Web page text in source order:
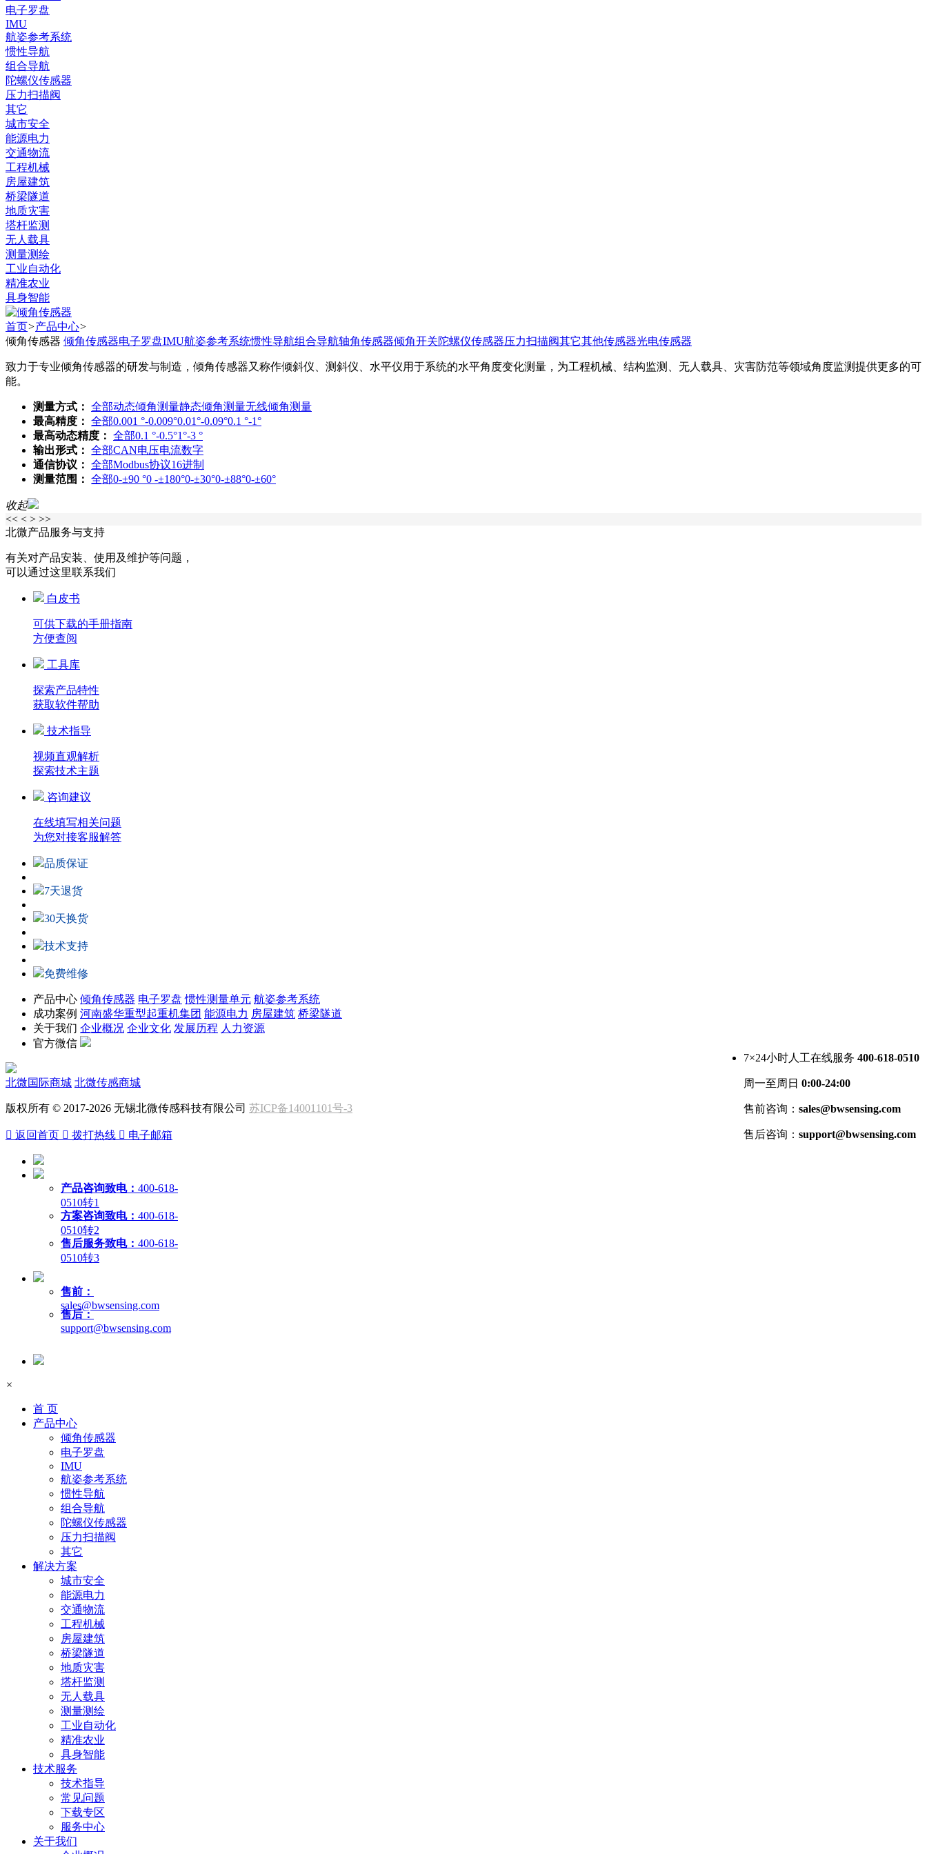
电子罗盘
IMU
航姿参考系统
惯性导航
组合导航
陀螺仪传感器
压力扫描阀
其它
城市安全
能源电力
交通物流
工程机械
房屋建筑
桥梁隧道
地质灾害
塔杆监测
无人载具
测量测绘
工业自动化
精准农业
具身智能
首页>产品中心>
倾角传感器 倾角传感器电子罗盘IMU航姿参考系统惯性导航组合导航轴角传感器倾角开关陀螺仪传感器压力扫描阀其它其他传感器光电传感器
致力于专业倾角传感器的研发与制造，倾角传感器又称作倾斜仪、测斜仪、水平仪用于系统的水平角度变化测量，为工程机械、结构监测、无人载具、灾害防范等领域角度监测提供更多的可
能。
测量方式： 全部动态倾角测量静态倾角测量无线倾角测量
最高精度： 全部0.001 °-0.009°0.01°-0.09°0.1 °-1°
最高动态精度： 全部0.1 °-0.5°1°-3 °
输出形式： 全部CAN电压电流数字
通信协议： 全部Modbus协议16进制
测量范围： 全部0-±90 °0 -±180°0-±30°0-±88°0-±60°
收起
<< < > >>
北微产品服务与支持
有关对产品安装、使用及维护等问题，
可以通过这里联系我们
白皮书
可供下载的手册指南
方便查阅
工具库
探索产品特性
获取软件帮助
技术指导
视频直观解析
探索技术主题
咨询建议
在线填写相关问题
为您对接客服解答
品质保证
7天退货
30天换货
技术支持
免费维修
产品中心 倾角传感器 电子罗盘 惯性测量单元 航姿参考系统
成功案例 河南盛华重型起重机集团 能源电力 房屋建筑 桥梁隧道
关于我们 企业概况 企业文化 发展历程 人力资源
官方微信
7×24小时人工在线服务 400-618-0510
周一至周日0:00-24:00
售前咨询：sales@bwsensing.com
售后咨询：support@bwsensing.com
北微国际商城 北微传感商城
版权所有 © 2017-2026 无锡北微传感科技有限公司 苏ICP备14001101号-3
 返回首页  拨打热线  电子邮箱
产品咨询致电： 400-618-
0510转1
方案咨询致电： 400-618-
0510转2
售后服务致电： 400-618-
0510转3
售前：
sales@bwsensing.com
售后：
support@bwsensing.com
×
首 页
产品中心
倾角传感器
电子罗盘
IMU
航姿参考系统
惯性导航
组合导航
陀螺仪传感器
压力扫描阀
其它
解决方案
城市安全
能源电力
交通物流
工程机械
房屋建筑
桥梁隧道
地质灾害
塔杆监测
无人载具
测量测绘
工业自动化
精准农业
具身智能
技术服务
技术指导
常见问题
下载专区
服务中心
关于我们